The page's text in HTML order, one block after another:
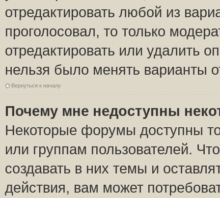
отредактировать любой из
проголосовал, то только
отредактировать или удалить
нельзя было менять варианты
Вернуться к началу
Почему мне недоступны
Некоторые форумы доступны
или группам пользователей.
создавать в них темы и
действия, вам может